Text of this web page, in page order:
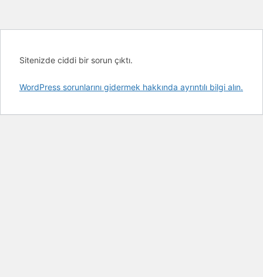
Sitenizde ciddi bir sorun çıktı.
WordPress sorunlarını gidermek hakkında ayrıntılı bilgi alın.